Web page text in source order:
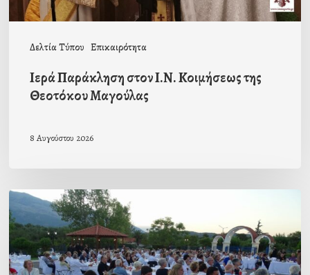
Δελτία Τύπου Επικαιρότητα
Ιερά Παράκληση στον Ι.Ν. Κοιμήσεως της
Θεοτόκου Μαγούλας
8 Αυγούστου 2026
Πρόσκληση
προς
τους
Ομογενείς